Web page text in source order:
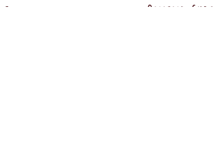
Infos Online-Shop